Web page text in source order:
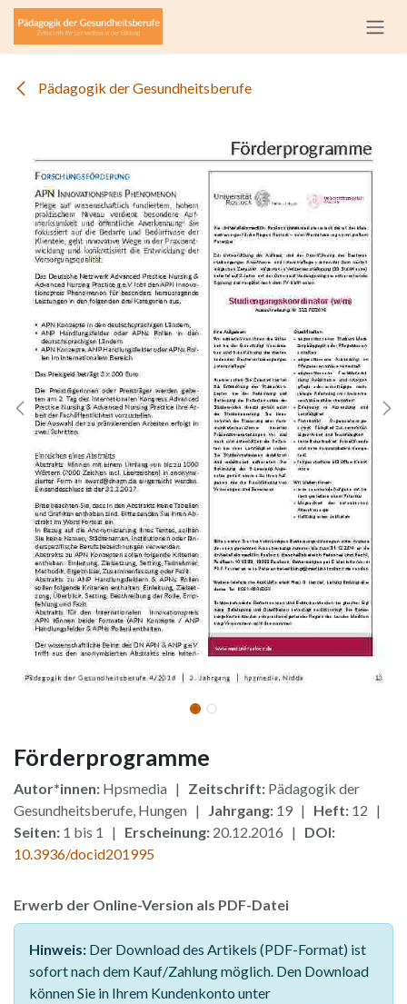
Zum Inhalt springen
Pädagogik der Gesundheitsberufe
Förderprogramme
Autor*innen: Hpsmedia | Zeitschrift: Pädagogik der
Gesundheitsberufe, Hungen | Jahrgang: 19 | Heft: 12 |
Seiten: 1 bis 1 | Erscheinung: 20.12.2016 | DOI:
10.3936/docid201995
Erwerb der Online-Version als PDF-Datei
Hinweis: Der Download des Artikels (PDF-Format) ist
sofort nach dem Kauf/Zahlung möglich. Den Download
können Sie in Ihrem Kundenkonto unter